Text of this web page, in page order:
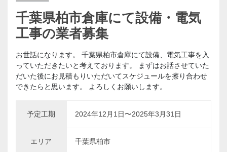
千葉県柏市倉庫にて設備・電気
工事の業者募集
お世話になります。 千葉県柏市倉庫にて設備、電気工事を入
っていただきたいと考えております。 まずはお話させていた
だいた後にお見積もりいただいてスケジュールを擦り合わせ
できたらと思います。 よろしくお願いします。
予定工期 2024年12月1日〜2025年3月31日
エリア 千葉県柏市